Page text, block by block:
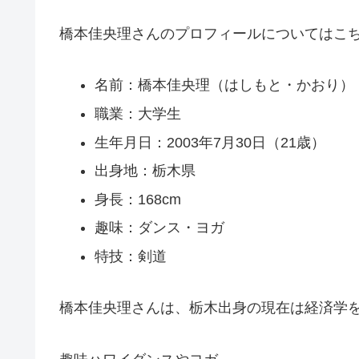
橋本佳央理さんのプロフィールについてはこ
名前：橋本佳央理（はしもと・かおり）
職業：大学生
生年月日：2003年7月30日（21歳）
出身地：栃木県
身長：168cm
趣味：ダンス・ヨガ
特技：剣道
橋本佳央理さんは、栃木出身の現在は経済学